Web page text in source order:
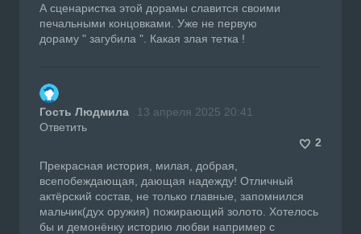
А сценаристка этой дорамы славится своими
печальными концовками. Уже не первую
дораму " загубила ". Какая злая тетка !
Гость Людмила
13 апреля 2025 20:41
Ответить
2
Прекрасная история, милая, добрая,
всепобеждающая, дающая надежду! Отличный
актёрский состав, не только главные, запомнился
мальчик(дух оружия) пожирающий золото. Хотелось
бы и демонёнку историю любви например с